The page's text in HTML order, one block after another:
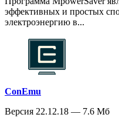
эффективных и простых
электроэнергию в...
ConEmu
Версия 22.12.18 — 7.6 Мб